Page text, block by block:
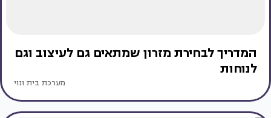
המדריך לבחירת מזרון שמתאים גם לעיצוב וגם
לנוחות
מערכת בית ונוי